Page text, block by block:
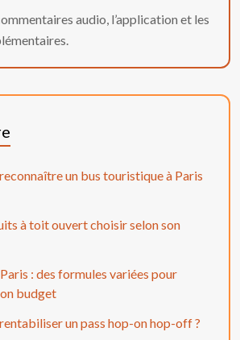
audio, l’application et les
un bus touristique à Paris
à toit ouvert choisir selon son
: des formules variées pour
budget
un pass hop-on hop-off ?